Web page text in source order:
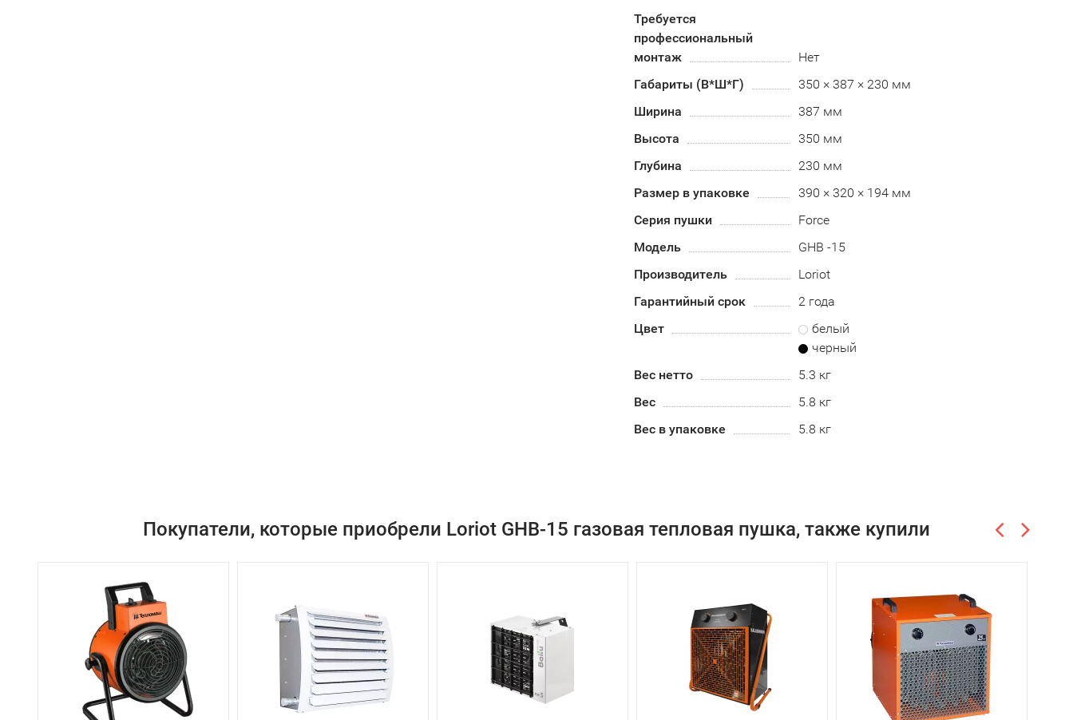
Требуется
профессиональный
монтаж
Нет
Габариты (В*Ш*Г)
350 × 387 × 230 мм
Ширина
387 мм
Высота
350 мм
Глубина
230 мм
Размер в упаковке
390 × 320 × 194 мм
Серия пушки
Force
Модель
GHB -15
Производитель
Loriot
Гарантийный срок
2 года
Цвет
белый
черный
Вес нетто
5.3 кг
Вес
5.8 кг
Вес в упаковке
5.8 кг
Покупатели, которые приобрели Loriot GHB-15 газовая тепловая пушка, также купили